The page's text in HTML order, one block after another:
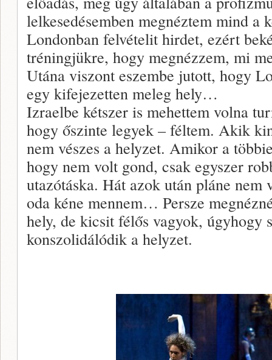
lelkesedésemben megnéztem mind a
Londonban felvételit hirdet, ezért
tréningjükre, hogy megnézzem, mi
Utána viszont eszembe jutott, hogy
egy kifejezetten meleg hely…
Izraelbe kétszer is mehettem volna
hogy őszinte legyek – féltem. Akik
nem vészes a helyzet. Amikor a
hogy nem volt gond, csak egyszer
utazótáska. Hát azok után pláne nem
oda kéne mennem… Persze
hely, de kicsit félős vagyok, úgyhogy
konszolidálódik a helyzet.